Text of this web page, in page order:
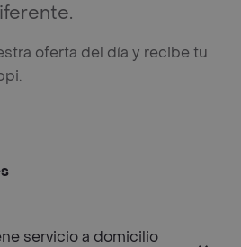
oferta del día y recibe tu
servicio a domicilio